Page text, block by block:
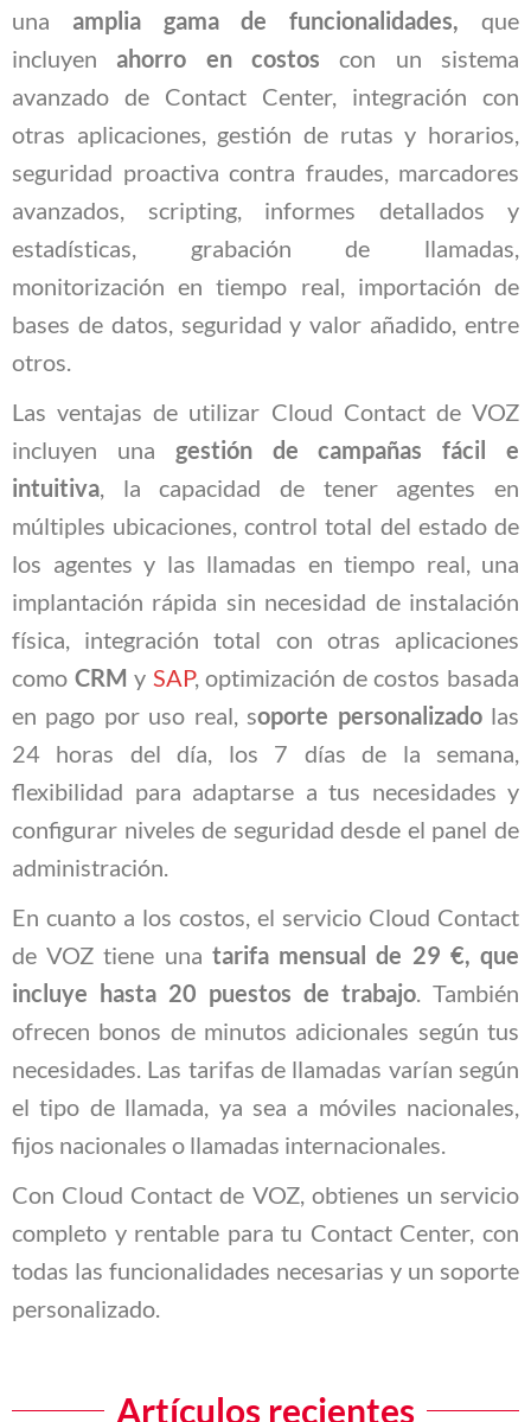
una amplia gama de funcionalidades, que
incluyen ahorro en costoscon un sistema
avanzado de Contact Center, integración con
otras aplicaciones, gestión de rutas y horarios,
seguridad proactiva contra fraudes, marcadores
avanzados, scripting, informes detallados y
estadísticas, grabación de llamadas,
monitorización en tiempo real, importación de
bases de datos, seguridad y valor añadido, entre
otros.
Las ventajas de utilizar Cloud Contact de VOZ
incluyen una gestión de campañas fácil e
intuitiva, la capacidad de tener agentes en
múltiples ubicaciones, control total del estado de
los agentes y las llamadas en tiempo real, una
implantación rápida sin necesidad de instalación
física, integración total con otras aplicaciones
como CRMy SAP, optimización de costos basada
en pago por uso real, soporte personalizadolas
24 horas del día, los 7 días de la semana,
flexibilidad para adaptarse a tus necesidades y
configurar niveles de seguridad desde el panel de
administración.
En cuanto a los costos, el servicio Cloud Contact
de VOZ tiene una tarifa mensual de 29 €, que
incluye hasta 20 puestos de trabajo. También
ofrecen bonos de minutos adicionales según tus
necesidades. Las tarifas de llamadas varían según
el tipo de llamada, ya sea a móviles nacionales,
fijos nacionales o llamadas internacionales.
Con Cloud Contact de VOZ, obtienes un servicio
completo y rentable para tu Contact Center, con
todas las funcionalidades necesarias y un soporte
personalizado.
Artículos recientes